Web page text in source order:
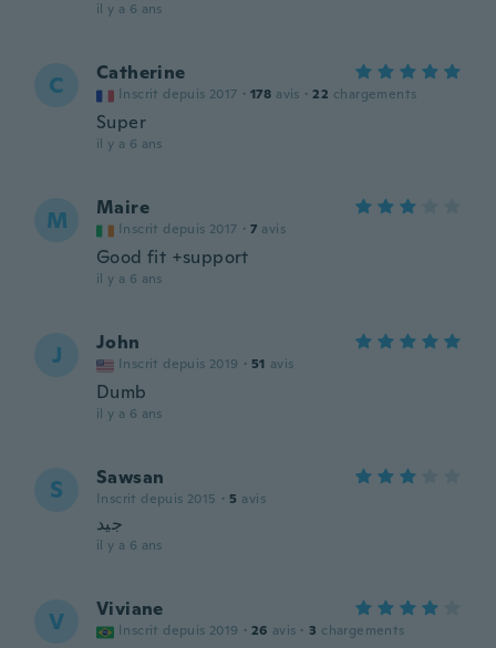
il y a 6 ans
C Catherine
Inscrit depuis 2017 · 178 avis · 22 chargements
Super
il y a 6 ans
M Maire
Inscrit depuis 2017 · 7 avis
Good fit +support
il y a 6 ans
J John
Inscrit depuis 2019 · 51 avis
Dumb
il y a 6 ans
S Sawsan
Inscrit depuis 2015 · 5 avis
جيد
il y a 6 ans
V Viviane
Inscrit depuis 2019 · 26 avis · 3 chargements